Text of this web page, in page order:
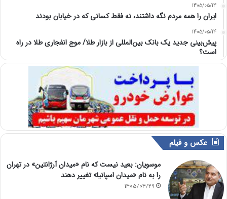
1405/05/14
ایران را همه مردم نگه داشتند، نه فقط کسانی که در خیابان بودند
1405/05/14
پیش‌بینی جدید یک بانک بین‌المللی از بازار طلا/ موج انفجاری طلا در راه
است؟
عکس و فیلم
موسویان: بعید نیست که نام «میدان آرژانتین» در تهران
را به نام «میدان اسپانیا» تغییر دهند
1405/04/29